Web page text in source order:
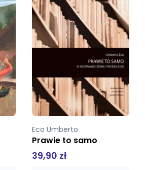
Eco Umberto
35,00 zł